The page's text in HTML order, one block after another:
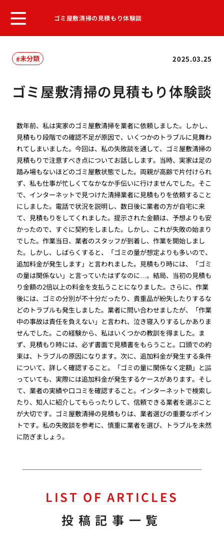
ゴミ屋敷清掃の見積もり体験談
2025.03.25
未分類
ゴミ屋敷清掃の見積もり体験談
数年前、私は実家のゴミ屋敷清掃を業者に依頼しました。しかし、
見積もり段階での確認不足が原因で、いくつかのトラブルに見舞わ
れてしまいました。今回は、私の失敗談を通して、ゴミ屋敷清掃の
見積もりで注意すべき点についてお話しします。当時、実家は足の
踏み場もないほどのゴミ屋敷状態でした。両親が高齢で片付けられ
ず、私も仕事が忙しくてなかなか手伝いに行けませんでした。そこ
で、インターネットで見つけた清掃業者に見積もりを依頼すること
にしました。電話で状況を説明し、数日後に業者の方が自宅に来
て、見積もりをしてくれました。提示された金額は、予想よりも安
かったので、すぐに契約をしました。しかし、これが失敗の始まり
でした。作業当日、業者のスタッフが到着し、作業を開始しまし
た。しかし、しばらくすると、「ゴミの量が想定よりも多いので、
追加料金が発生します」と言われました。見積もり時には、「ゴミ
の量は関係ない」と言っていたはずなのに…。結局、当初の見積も
り金額の2倍以上の料金を支払うことになりました。さらに、作業
後には、ゴミの分別が不十分だったり、貴重品が紛失したりするな
どのトラブルも発生しました。業者に問い合わせましたが、「作業
中の事故は責任を負えない」と言われ、泣き寝入りするしかありま
せんでした。この経験から、私はいくつかの教訓を得ました。ま
ず、見積もり時には、必ず書面で見積書をもらうこと。口頭での約
束は、トラブルの原因になります。次に、追加料金が発生する条件
について、詳しく確認すること。「ゴミの量に関係なく定額」と謳
っていても、実際には追加料金が発生するケースがあります。そし
て、業者の実績や口コミを確認すること。インターネットで検索し
たり、知人に紹介してもらったりして、信頼できる業者を選ぶこと
が大切です。ゴミ屋敷清掃の見積もりは、業者選びの重要なポイン
トです。私の失敗談を参考に、慎重に業者を選び、トラブルを未然
に防ぎましょう。
LIST OF ARTICLES
投稿記事一覧